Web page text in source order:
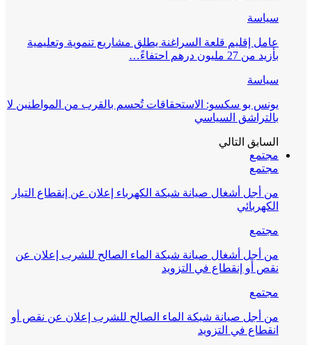
سياسة
عامل إقليم قلعة السراغنة يطلق مشاريع تنموية وتعليمية
بأزيد من 27 مليون درهم احتفاءً…
سياسة
يونس بو سكسو: الاستحقاقات تُحسم بالقرب من المواطنين لا
بالتراشق السياسي
السابق التالي
مجتمع
مجتمع
من أجل أشغال صيانة شبكة الكهرباء إعلان عن إنقطاع التيار
الكهربائي
مجتمع
من أجل أشغال صيانة شبكة الماء الصالح للشرب إعلان عن
نقص أو إنقطاع في التزويد
مجتمع
من أجل صيانة شبكة الماء الصالح للشرب إعلان عن نقص أو
انقطاع في التزويد